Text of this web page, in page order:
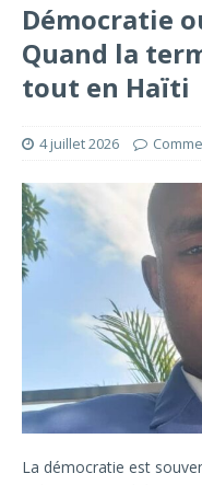
Démocratie
Quand la
tout en Haïti
4 juillet 2026
La démocratie est